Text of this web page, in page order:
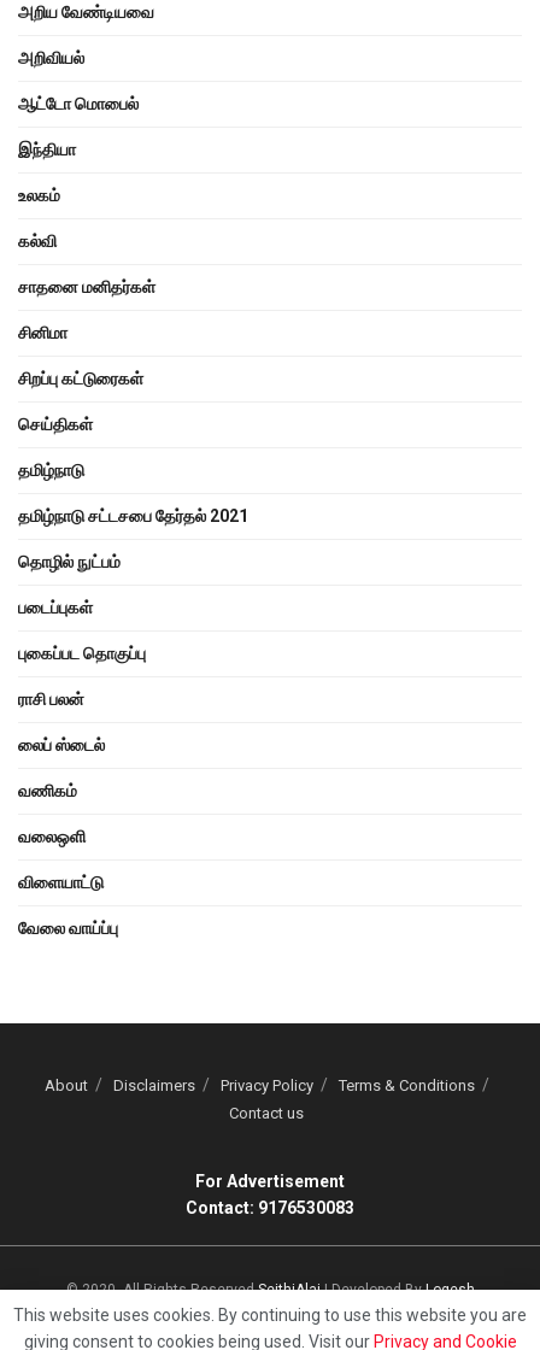
அறிய வேண்டியவை
அறிவியல்
ஆட்டோ மொபைல்
இந்தியா
உலகம்
கல்வி
சாதனை மனிதர்கள்
சினிமா
சிறப்பு கட்டுரைகள்
செய்திகள்
தமிழ்நாடு
தமிழ்நாடு சட்டசபை தேர்தல் 2021
தொழில் நுட்பம்
படைப்புகள்
புகைப்பட தொகுப்பு
ராசி பலன்
லைப் ஸ்டைல்
வணிகம்
வலைஒளி
விளையாட்டு
வேலை வாய்ப்பு
About Disclaimers Privacy Policy
Terms & Conditions
Contact us
For Advertisement
Contact: 9176530083
© 2020, All Rights ReservedSeithiAlai| Developed ByLogesh
This website uses cookies. By continuing to use this website you are
giving consent to cookies being used. Visit our Privacy and Cookie